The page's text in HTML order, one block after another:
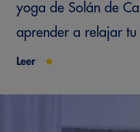
yoga de Solán de
aprender a relajar tu
Leer